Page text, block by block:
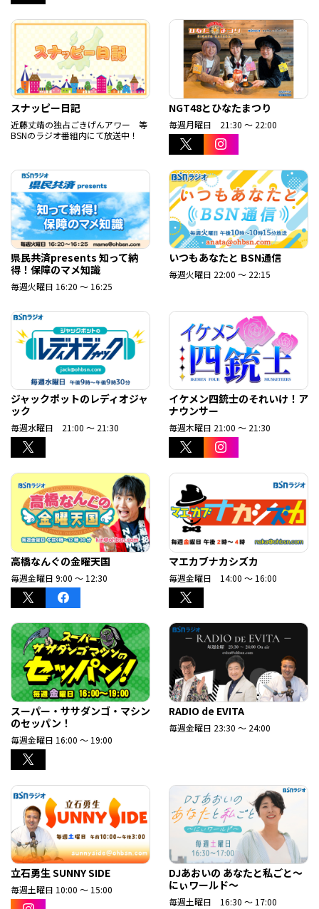
スナッピー日記
近藤丈靖の独占ごきげんアワー 等
BSNのラジオ番組内にて放送中！
NGT48とひなたまつり
毎週月曜日 21:30 ～ 22:00
県民共済presents 知って納
得！保障のマメ知識
毎週火曜日 16:20 ～ 16:25
いつもあなたと BSN通信
毎週火曜日 22:00 ～ 22:15
ジャックポットのレディオジャ
ック
毎週水曜日 21:00 ～ 21:30
イケメン四銃士のそれいけ！ア
ナウンサー
毎週木曜日 21:00 ～ 21:30
高橋なんぐの金曜天国
毎週金曜日 9:00 ～ 12:30
マエカブナカシズカ
毎週金曜日 14:00 ～ 16:00
スーパー・ササダンゴ・マシン
のセッパン！
毎週金曜日 16:00 ～ 19:00
RADIO de EVITA
毎週金曜日 23:30 ～ 24:00
立石勇生 SUNNY SIDE
毎週土曜日 10:00 ～ 15:00
DJあおいの あなたと私ごと～
にぃワールド～
毎週土曜日 16:30 ～ 17:00